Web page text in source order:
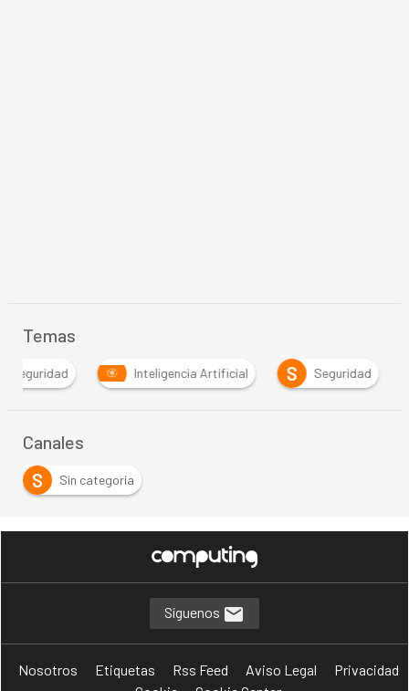
Temas
Inteligencia Artificial S Seguridad
Canales
S
Sin categoría
Síguenos
Nosotros Etiquetas Rss Feed Aviso Legal
Privacidad